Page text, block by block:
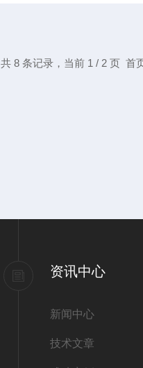
共 8 条记录，当前 1 / 2 页 首
资讯中心
新闻中心
技术文章